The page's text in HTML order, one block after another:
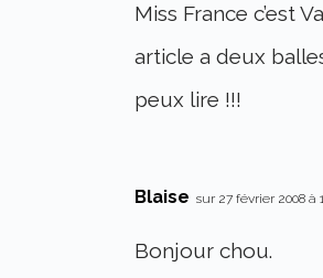
Miss France c’est
article a deux
peux lire !!!
Blaise sur 27 février 2008 à
Bonjour chou.